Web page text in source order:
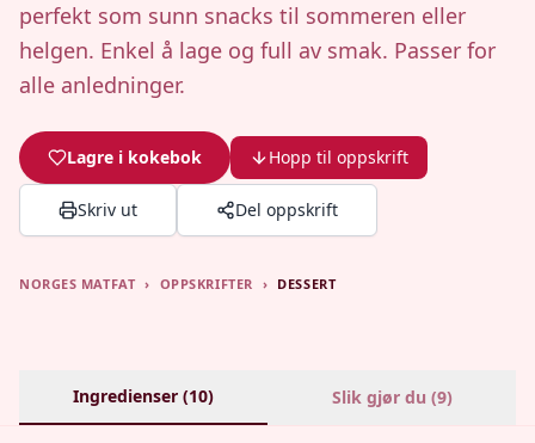
perfekt som sunn snacks til sommeren eller
helgen. Enkel å lage og full av smak. Passer for
alle anledninger.
Lagre i kokebok Hopp til oppskrift
Skriv ut Del oppskrift
NORGES MATFAT › OPPSKRIFTER › DESSERT
Ingredienser (10) Slik gjør du (9)